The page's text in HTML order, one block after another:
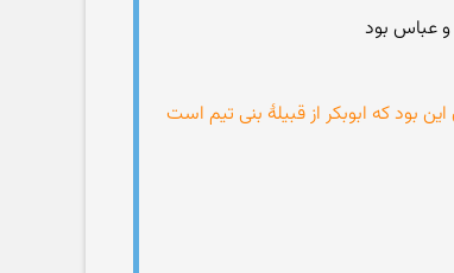
و عباس بود
بود که ابوبکر از قبیلهٔ بنی تیم است